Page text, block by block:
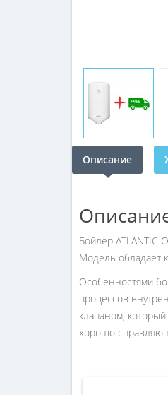
Описание
Бойлер ATLANTIC
Модель обладает
Особенностями
процессов
клапаном,
хорошо